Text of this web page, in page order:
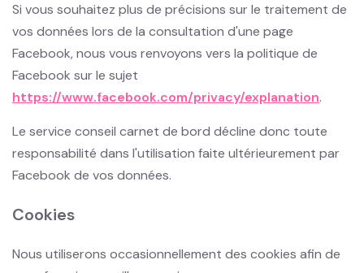
Si vous souhaitez plus de précisions sur le traitement de
vos données lors de la consultation d'une page
Facebook, nous vous renvoyons vers la politique de
Facebook sur le sujet
https://www.facebook.com/privacy/explanation.
Le service conseil carnet de bord décline donc toute
responsabilité dans l'utilisation faite ultérieurement par
Facebook de vos données.
Cookies
Nous utiliserons occasionnellement des cookies afin de